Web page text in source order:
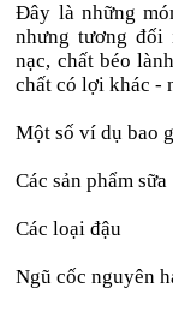
Đây là những
nhưng tương đối
nạc, chất béo
chất có lợi khác -
Một số ví dụ bao
Các sản phẩm sữa
Các loại đậu
Ngũ cốc nguyên